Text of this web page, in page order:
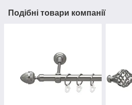
Подібні товари компанії